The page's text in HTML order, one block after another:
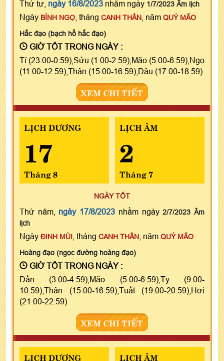
Thứ tư, ngày 16/8/2023 nhằm ngày 1/7/2023 Âm lịch
Ngày BÍNH NGỌ , tháng CANH THÂN , năm QUÝ MÃO
Hắc đạo (bạch hổ hắc đạo)
GIỜ TỐT TRONG NGÀY :
Tí (23:00-0:59),Sửu (1:00-2:59),Mão (5:00-6:59),Ngọ
(11:00-12:59),Thân (15:00-16:59),Dậu (17:00-18:59)
XEM CHI TIẾT
LỊCH DƯƠNG
17
Tháng 8
LỊCH ÂM
2
Tháng 7
NGÀY TỐT
Thứ năm, ngày 17/8/2023 nhằm ngày2/7/2023 Âm
lịch
Ngày ĐINH MÙI , tháng CANH THÂN , năm QUÝ MÃO
Hoàng đạo (ngọc đường hoàng đạo)
GIỜ TỐT TRONG NGÀY :
Dần (3:00-4:59),Mão (5:00-6:59),Tỵ (9:00-
10:59),Thân (15:00-16:59),Tuất (19:00-20:59),Hợi
(21:00-22:59)
XEM CHI TIẾT
LỊCH DƯƠNG LỊCH ÂM